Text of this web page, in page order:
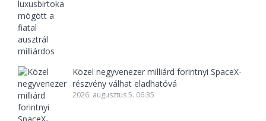
Közel negyvenezer milliárd forintnyi SpaceX-
részvény válhat eladhatóvá
2026. augusztus 5. 06:35